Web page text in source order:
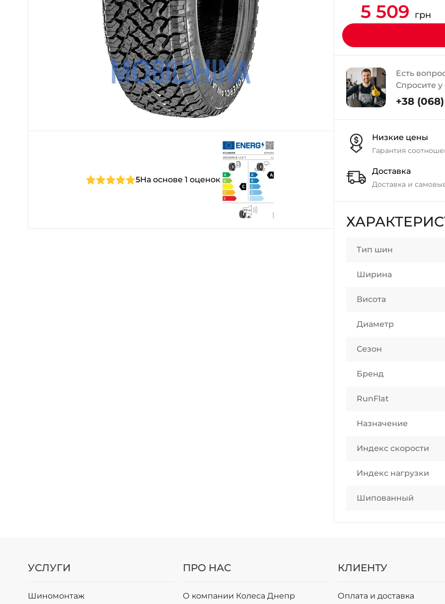
5На основе 1 оценок
5 509 грн
Есть
Спросите у
+38 (068)
Низкие цены
Гарантия
Доставка
Доставка и
Тип шин
Ширина
Висота
Диаметр
Сезон
Бренд
RunFlat
Назначение
Индекс скорости
Индекс нагрузки
Шипованный
УСЛУГИ
Шиномонтаж
ПРО НАС
О компании Колеса Днепр
КЛИЕНТУ
Оплата и доставка